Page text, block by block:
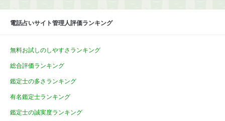
電話占いサイト管理人評価ランキング
無料お試しのしやすさランキング
総合評価ランキング
鑑定士の多さランキング
有名鑑定士ランキング
鑑定士の誠実度ランキング